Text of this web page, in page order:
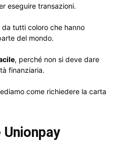
eseguire transazioni.
da tutti coloro che hanno
del mondo.
, perché non si deve dare
finanziaria.
come richiedere la carta